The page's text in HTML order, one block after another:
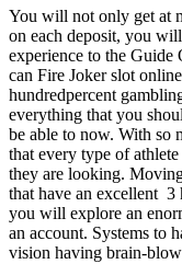
You will not only get at
on each deposit, you
experience to the Guide
can Fire Joker slot
hundredpercent
everything that you
be able to now. With so
that every type of
they are looking.
that have an excellent 3
you will explore an
an account. Systems to
vision having brain-